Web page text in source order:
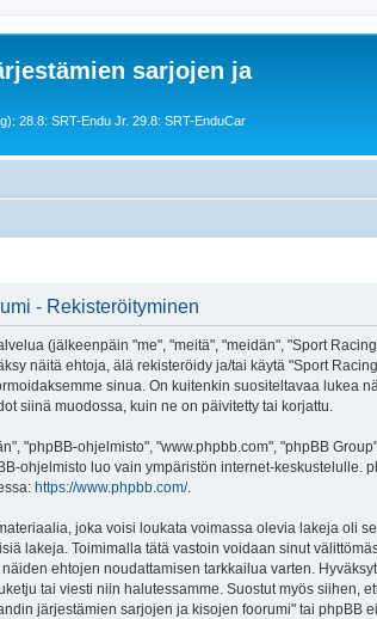
sarjojen ja
28.8: SRT-Endu Jr. 29.8: SRT-EnduCar
- Rekisteröityminen
(jälkeenpäin "me", "meitä", "meidän", "Sport
näitä ehtoja, älä rekisteröidy ja/tai käytä "Sport
sinua. On kuitenkin suositeltavaa lukea
siinä muodossa, kuin ne on päivitetty tai korjattu.
"phpBB-ohjelmisto", "www.phpbb.com", "phpBB
ohjelmisto luo vain ympäristön internet-keskustelulle.
https://www.phpbb.com/.
joka voisi loukata voimassa olevia lakeja oli
lakeja. Toimimalla tätä vastoin voidaan sinut
ehtojen noudattamisen tarkkailua varten.
tai viesti niin halutessamme. Suostut myös siihen,
järjestämien sarjojen ja kisojen foorumi" tai phpBB